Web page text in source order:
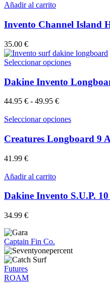
Añadir al carrito
Invento Channel Island
35.00 €
Seleccionar opcionesEste
tiene
múltiples
opciones
se
pueden
elegir
Dakine Invento
44.95 € - 49.95 €Rango
precios:
44.95 €
hasta
Seleccionar opcionesEste
tiene
múltiples
pueden
elegir
Creatures Longboard 9
41.99 €
Añadir al carrito
Dakine Invento S.U.P.
34.99 €
Captain Fin Co.
Futures
ROAM